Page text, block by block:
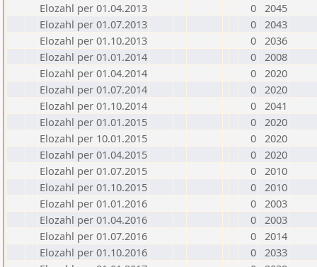
Elozahl per 01.04.2013
0 2045
Elozahl per 01.07.2013
0 2043
Elozahl per 01.10.2013
0 2036
Elozahl per 01.01.2014
0 2008
Elozahl per 01.04.2014
0 2020
Elozahl per 01.07.2014
0 2020
Elozahl per 01.10.2014
0 2041
Elozahl per 01.01.2015
0 2020
Elozahl per 10.01.2015
0 2020
Elozahl per 01.04.2015
0 2020
Elozahl per 01.07.2015
0 2010
Elozahl per 01.10.2015
0 2010
Elozahl per 01.01.2016
0 2003
Elozahl per 01.04.2016
0 2003
Elozahl per 01.07.2016
0 2014
Elozahl per 01.10.2016
0 2033